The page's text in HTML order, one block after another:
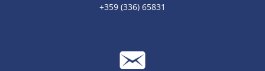
+359 (336) 65831